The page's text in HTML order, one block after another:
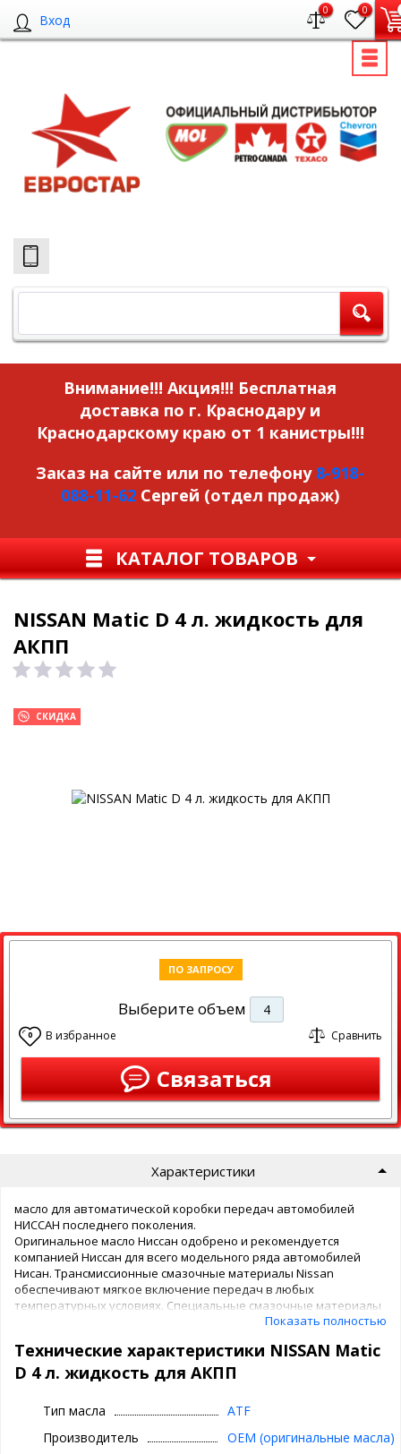
Вход
0 0
Внимание!!! Акция!!! Бесплатная
доставка по г. Краснодару и
Краснодарскому краю от 1 канистры!!!
Заказ на сайте или по телефону 8-918-
088-11-62 Сергей (отдел продаж)
КАТАЛОГ ТОВАРОВ
NISSAN Matic D 4 л. жидкость для
АКПП
СКИДКА
ПО ЗАПРОСУ
Выберите объем 4
0 В избранное Сравнить
Связаться
Характеристики
масло для автоматической коробки передач автомобилей
НИССАН последнего поколения.
Оригинальное масло Ниссан одобрено и рекомендуется
компанией Ниссан для всего модельного ряда автомобилей
Нисан. Трансмиссионные смазочные материалы Nissan
обеспечивают мягкое включение передач в любых
температурных условиях. Специальные смазочные материалы
Nissan защищают шестерни от износа, предупреждают
свойства, что продлевает срок службы коробки передач.
Трансмиссионные масла Nissan производятся с соблюдением
требований международных стандартов, и могут применяться
Произведено в Европе.
Показать полностью
Технические характеристики NISSAN Matic
D 4 л. жидкость для АКПП
Тип масла
ATF
Производитель
OEM (оригинальные масла)